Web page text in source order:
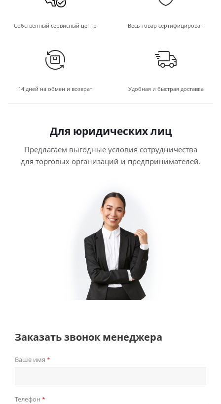
Собственный сервисный центр Весь товар сертифицирован
14 дней на обмен и возврат Удобная и быстрая доставка
Для юридических лиц
Предлагаем выгодные условия сотрудничества
для торговых организаций и предпринимателей.
Заказать звонок менеджера
Ваше имя *
Телефон *